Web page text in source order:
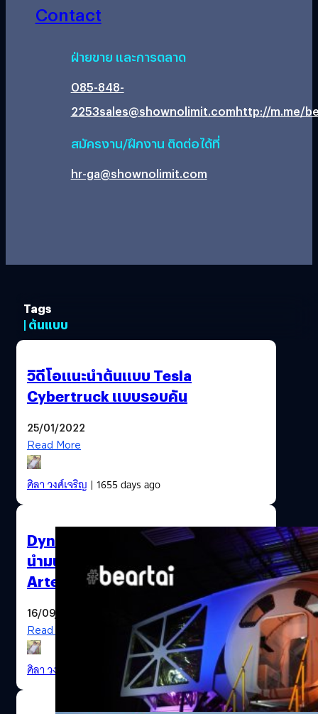
Contact
ฝ่ายขาย และการตลาด
085-848-
2253sales@shownolimit.comhttp://m.me/
สมัครงาน/ฝึกงาน ติดต่อได้ที่
hr-ga@shownolimit.com
Tags
| ต้นแบบ
วิดีโอแนะนำต้นแบบ Tesla
Cybertruck แบบรอบคัน
25/01/2022
Read More
ศิลา วงศ์เจริญ | 1655 days ago
Dynetics เปิดตัวต้นแบบระบบลงจอด
นำมนุษย์สู่ดวงจันทร์ในโครงการ
Artemis ของ NASA
16/09/2020
Read More
ศิลา วงศ์เจริญ | 2151 days ago